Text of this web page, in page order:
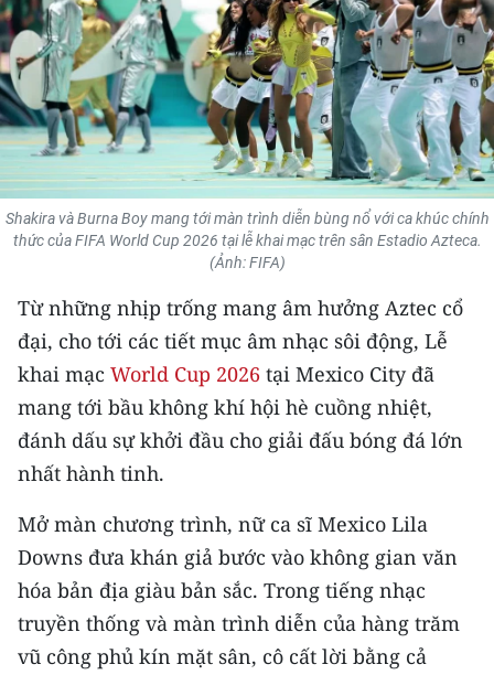
Y TẾ
KHOA HỌC - CÔNG NGHỆ
MÔI TRƯỜNG
BẠN ĐỌC
KIỂM CHỨNG THÔNG TIN
TRI THỨC CHUYÊN SÂU
54 DÂN TỘC VIỆT NAM
CHƯƠNG TRÌNH OCOP - MỖI XÃ
MỘT SẢN PHẨM
RADIO
E-Magazine
Shakira và Burna Boy mang tới màn trình diễn bùng nổ với ca khúc chính
thức của FIFA World Cup 2026 tại lễ khai mạc trên sân Estadio Azteca.
(Ảnh: FIFA)
Từ những nhịp trống mang âm hưởng Aztec cổ
đại, cho tới các tiết mục âm nhạc sôi động, Lễ
khai mạc World Cup 2026 tại Mexico City đã
mang tới bầu không khí hội hè cuồng nhiệt,
đánh dấu sự khởi đầu cho giải đấu bóng đá lớn
nhất hành tinh.
Mở màn chương trình, nữ ca sĩ Mexico Lila
Downs đưa khán giả bước vào không gian văn
hóa bản địa giàu bản sắc. Trong tiếng nhạc
truyền thống và màn trình diễn của hàng trăm
vũ công phủ kín mặt sân, cô cất lời bằng cả